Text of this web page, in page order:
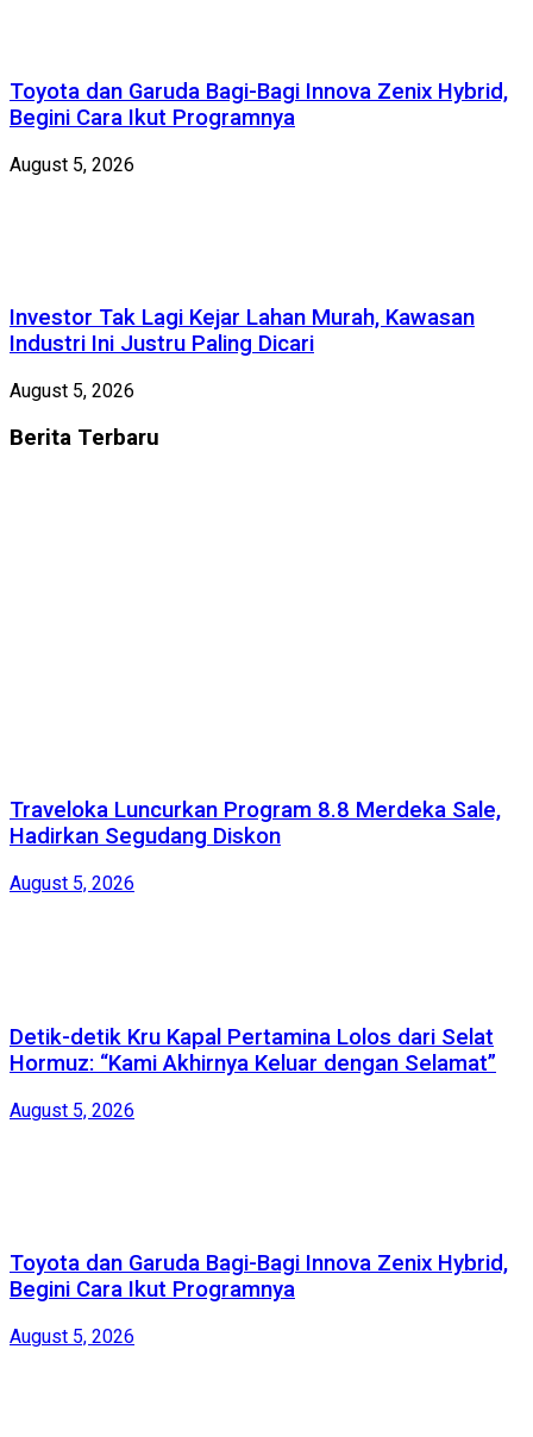
Toyota dan Garuda Bagi-Bagi Innova Zenix Hybrid,
Begini Cara Ikut Programnya
August 5, 2026
Investor Tak Lagi Kejar Lahan Murah, Kawasan
Industri Ini Justru Paling Dicari
August 5, 2026
Berita Terbaru
Traveloka Luncurkan Program 8.8 Merdeka Sale,
Hadirkan Segudang Diskon
August 5, 2026
Detik-detik Kru Kapal Pertamina Lolos dari Selat
Hormuz: “Kami Akhirnya Keluar dengan Selamat”
August 5, 2026
Toyota dan Garuda Bagi-Bagi Innova Zenix Hybrid,
Begini Cara Ikut Programnya
August 5, 2026